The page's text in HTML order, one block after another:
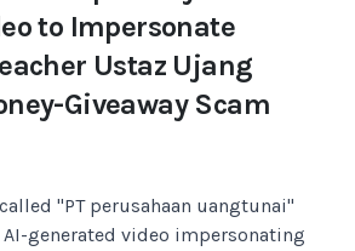
to Impersonate
Ustaz Ujang
Giveaway Scam
"PT perusahaan uangtunai"
generated video impersonating